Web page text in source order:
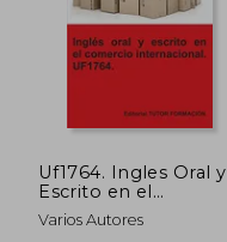
Uf1764. Ingles Oral y
Escrito en el
Comercio
Internacional
Varios Autores